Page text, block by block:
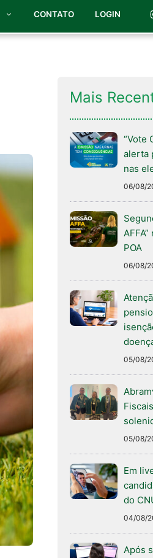
CONTATO LOGIN
Mais
“Vote
alerta
nas
06/08/
POA
06/08/
05/08/
05/08/
Em
do
04/08/
Após